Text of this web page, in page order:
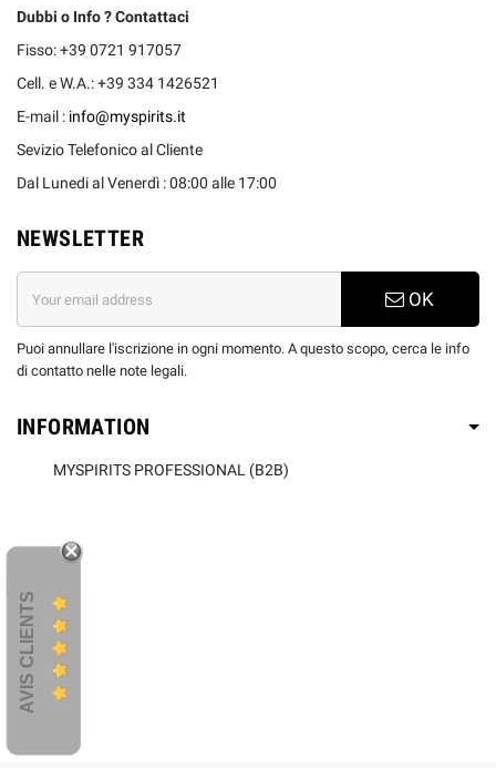
Dubbi o Info ? Contattaci
Fisso: +39 0721 917057
Cell. e W.A.: +39 334 1426521
E-mail : info@myspirits.it
Sevizio Telefonico al Cliente
Dal Lunedi al Venerdì : 08:00 alle 17:00
NEWSLETTER
OK
Puoi annullare l'iscrizione in ogni momento. A questo scopo, cerca le info
di contatto nelle note legali.
INFORMATION
MYSPIRITS PROFESSIONAL (B2B)
AVIS CLIENTS